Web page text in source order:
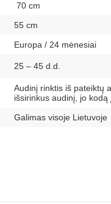
70 cm
55 cm
Europa / 24 mėnesiai
25 – 45 d.d.
Audinį rinktis iš pateiktų
išsirinkus audinį, jo kodą
Galimas visoje Lietuvoje